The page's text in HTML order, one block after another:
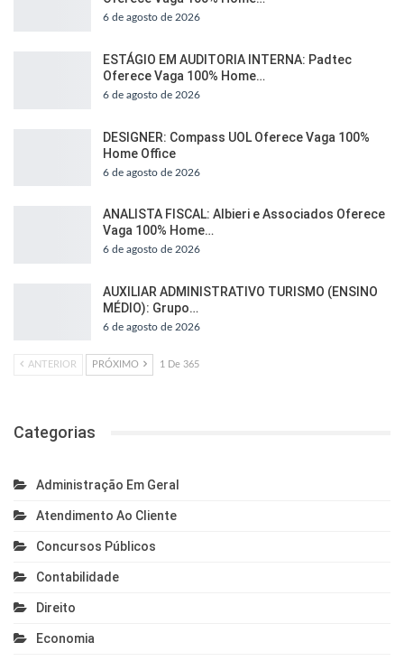
6 de agosto de 2026
ESTÁGIO EM AUDITORIA INTERNA: Padtec
Oferece Vaga 100% Home…
6 de agosto de 2026
DESIGNER: Compass UOL Oferece Vaga 100%
Home Office
6 de agosto de 2026
ANALISTA FISCAL: Albieri e Associados Oferece
Vaga 100% Home…
6 de agosto de 2026
AUXILIAR ADMINISTRATIVO TURISMO (ENSINO
MÉDIO): Grupo…
6 de agosto de 2026
ANTERIOR PRÓXIMO 1 De 365
Categorias
Administração Em Geral
Atendimento Ao Cliente
Concursos Públicos
Contabilidade
Direito
Economia